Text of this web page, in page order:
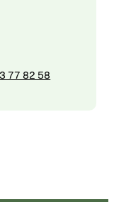
77 82 58